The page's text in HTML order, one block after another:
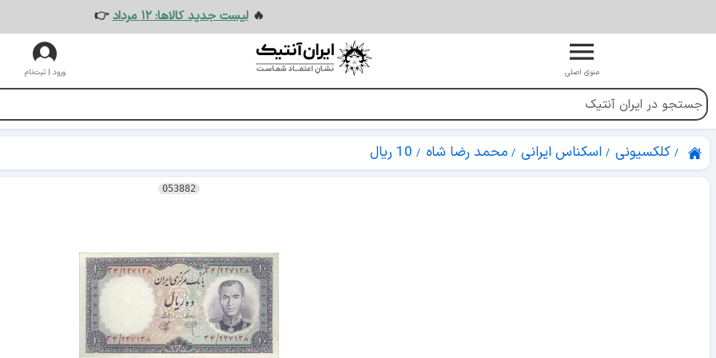
🔥لیست جدید کالاها: ۱۲ مرداد 👉
منوی اصلی ورود | ثبت‌نام
کلکسیونی اسکناس ایرانی محمد رضا شاه 10 ریال
053882